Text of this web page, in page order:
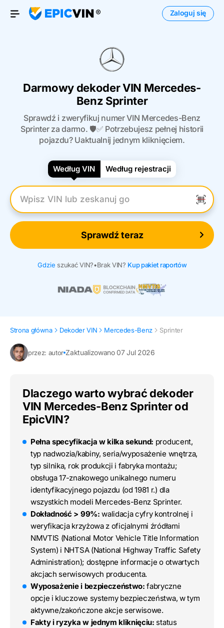
Otwórz menu
Zaloguj się
Darmowy dekoder VIN Mercedes-
Benz Sprinter
Sprawdź i zweryfikuj numer VIN Mercedes-Benz
Sprinter za darmo. 🛡️✅ Potrzebujesz pełnej historii
pojazdu? Uaktualnij jednym kliknięciem.
Według VIN Według rejestracji
Wpisz numer VIN
Sprawdź teraz
Gdzie szukać VIN?•Brak VIN? Kup pakiet raportów
Strona główna Dekoder VIN Mercedes-Benz Sprinter
przez: autor Zaktualizowano 07 Jul 2026
Dlaczego warto wybrać dekoder
VIN Mercedes-Benz Sprinter od
EpicVIN?
Pełna specyfikacja w kilka sekund: producent,
typ nadwozia/kabiny, seria/wyposażenie wnętrza,
typ silnika, rok produkcji i fabryka montażu;
obsługa 17-znakowego unikalnego numeru
identyfikacyjnego pojazdu (od 1981 r.) dla
wszystkich modeli Mercedes-Benz Sprinter.
Dokładność > 99%: walidacja cyfry kontrolnej i
weryfikacja krzyżowa z oficjalnymi źródłami
NMVTIS (National Motor Vehicle Title Information
System) i NHTSA (National Highway Traffic Safety
Administration); dostępne informacje o otwartych
akcjach serwisowych producenta.
Wyposażenie i bezpieczeństwo: fabryczne
opcje i kluczowe systemy bezpieczeństwa, w tym
aktywne/zakończone akcje serwisowe.
Fakty i ryzyka w jednym kliknięciu: status